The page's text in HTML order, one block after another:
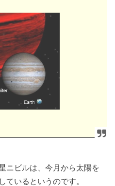
ニビルは、今月から太陽を
ているというのです。